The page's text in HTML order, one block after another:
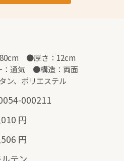
　●厚さ：12cm
通気　●構造：両面
ン、ポリエステル
000211
円
円